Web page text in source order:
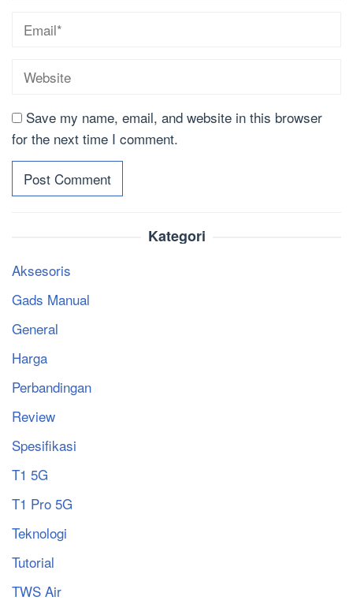
Save my name, email, and website in this browser
for the next time I comment.
Kategori
Aksesoris
Gads Manual
General
Harga
Perbandingan
Review
Spesifikasi
T1 5G
T1 Pro 5G
Teknologi
Tutorial
TWS Air